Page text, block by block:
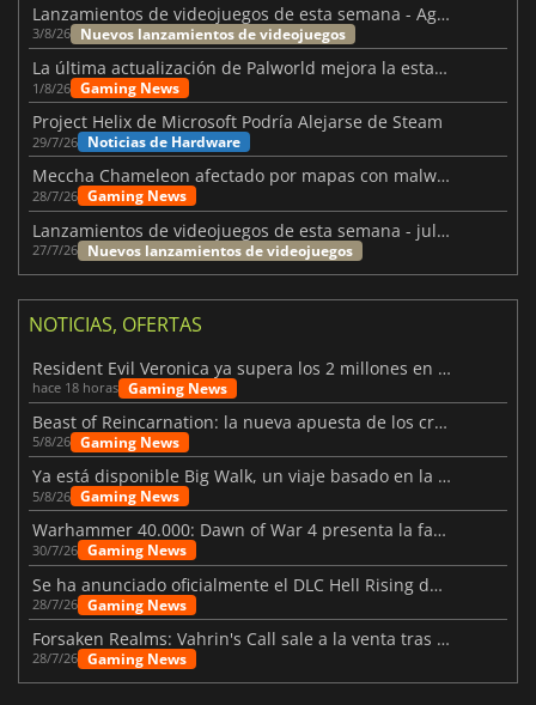
Lanzamientos de videojuegos de esta semana - Agosto de 2026 (semana 32)
3/8/26 Nuevos lanzamientos de videojuegos
La última actualización de Palworld mejora la estabilidad
1/8/26 Gaming News
Project Helix de Microsoft Podría Alejarse de Steam
29/7/26 Noticias de Hardware
Meccha Chameleon afectado por mapas con malware y Discord
28/7/26 Gaming News
Lanzamientos de videojuegos de esta semana - julio 2026 (semana 31)
27/7/26 Nuevos lanzamientos de videojuegos
NOTICIAS, OFERTAS
Resident Evil Veronica ya supera los 2 millones en listas de deseados
hace 18 horas Gaming News
Beast of Reincarnation: la nueva apuesta de los creadores de Pokémon
5/8/26 Gaming News
Ya está disponible Big Walk, un viaje basado en la amistad
5/8/26 Gaming News
Warhammer 40.000: Dawn of War 4 presenta la facción de los Necrones
30/7/26 Gaming News
Se ha anunciado oficialmente el DLC Hell Rising de Nioh 3
28/7/26 Gaming News
Forsaken Realms: Vahrin's Call sale a la venta tras una década
28/7/26 Gaming News